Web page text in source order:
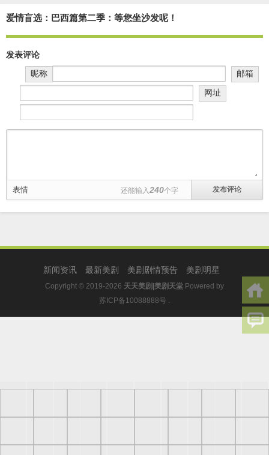
爱情盲选：巴西篇第二季：等您坐沙发呢！
发表评论
昵称
邮箱
网址
表情 还能输入 240个字
新闻资讯 最新美剧 美剧剧情预告 美剧明星
Copyright © 2019-2026 天天美剧|美剧天堂 Powered by
苏ICP备10088888号 .